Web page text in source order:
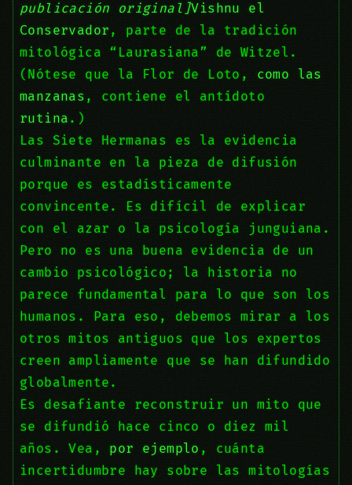
publicación original]Vishnu el
Conservador , parte de la tradición
mitológica “Laurasiana” de Witzel.
(Nótese que la Flor de Loto, como las
manzanas , contiene el antídoto
rutina .)
Las Siete Hermanas es la evidencia
culminante en la pieza de difusión
porque es estadísticamente
convincente. Es difícil de explicar
con el azar o la psicología junguiana.
Pero no es una buena evidencia de un
cambio psicológico; la historia no
parece fundamental para lo que son los
humanos. Para eso, debemos mirar a los
otros mitos antiguos que los expertos
creen ampliamente que se han difundido
globalmente.
Es desafiante reconstruir un mito que
se difundió hace cinco o diez mil
años. Vea, por ejemplo , cuánta
incertidumbre hay sobre las mitologías